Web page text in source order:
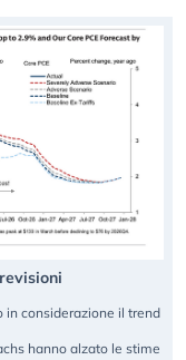
in considerazione il trend
hanno alzato le stime